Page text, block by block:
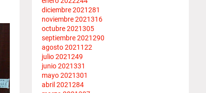
diciembre 2021281
noviembre 2021316
octubre 2021305
septiembre 2021290
agosto 2021 122
julio 2021249
junio 2021331
mayo 2021301
abril 2021284